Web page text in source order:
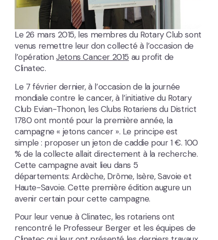
Le 26 mars 2015, les membres du Rotary Club sont
venus remettre leur don collecté à l’occasion de
l’opérationJetons Cancer 2015 au profit de
Clinatec.
Le 7 février dernier, à l’occasion de la journée
mondiale contre le cancer, à l’initiative du Rotary
Club Evian-Thonon, les Clubs Rotariens du District
1780 ont monté pour la première année, la
campagne « jetons cancer ». Le principe est
simple : proposer un jeton de caddie pour 1 €. 100
% de la collecte allait directement à la recherche.
Cette campagne avait lieu dans 5
départements: Ardèche, Drôme, Isère, Savoie et
Haute-Savoie. Cette première édition augure un
avenir certain pour cette campagne.
Pour leur venue à Clinatec, les rotariens ont
rencontré le Professeur Berger et les équipes de